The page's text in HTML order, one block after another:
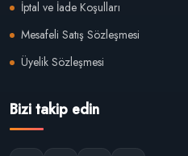
İptal ve İade Koşulları
Mesafeli Satış Sözleşmesi
Üyelik Sözleşmesi
Bizi takip edin